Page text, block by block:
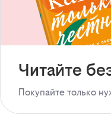
Читайте
Покупайте только